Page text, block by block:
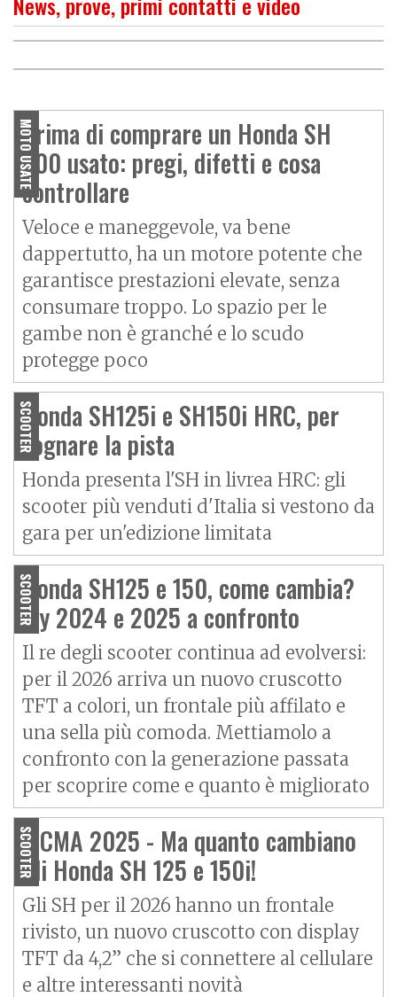
PROVAHonda SH: Veloce, stabile e
ben dotato
OHonda SH 300i, incollato
all'asfalto
MOTO USATE
Prima di comprare un Honda SH
300 usato: pregi, difetti e cosa
controllare
Veloce e maneggevole, va bene
dappertutto, ha un motore potente che
garantisce prestazioni elevate, senza
consumare troppo. Lo spazio per le
gambe non è granché e lo scudo
protegge poco
SCOOTER
Honda SH125i e SH150i HRC, per
sognare la pista
Honda presenta l'SH in livrea HRC: gli
scooter più venduti d'Italia si vestono da
gara per un'edizione limitata
SCOOTER
Honda SH125 e 150, come cambia?
My 2024 e 2025 a confronto
Il re degli scooter continua ad evolversi:
per il 2026 arriva un nuovo cruscotto
TFT a colori, un frontale più affilato e
una sella più comoda. Mettiamolo a
confronto con la generazione passata
per scoprire come e quanto è migliorato
SCOOTER
EICMA 2025 - Ma quanto cambiano
gli Honda SH 125 e 150i!
Gli SH per il 2026 hanno un frontale
rivisto, un nuovo cruscotto con display
TFT da 4,2” che si connettere al cellulare
e altre interessanti novità